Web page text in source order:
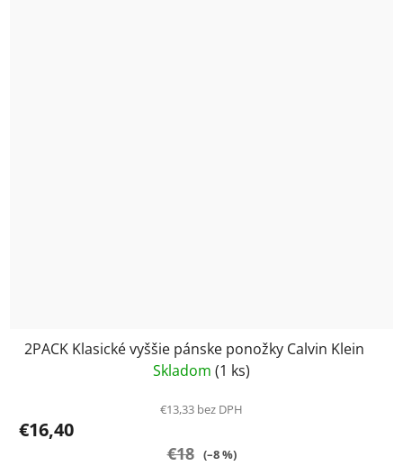
2PACK Klasické vyššie pánske ponožky Calvin Klein
Skladom (1 ks)
€13,33 bez DPH
€16,40
€18 (–8 %)